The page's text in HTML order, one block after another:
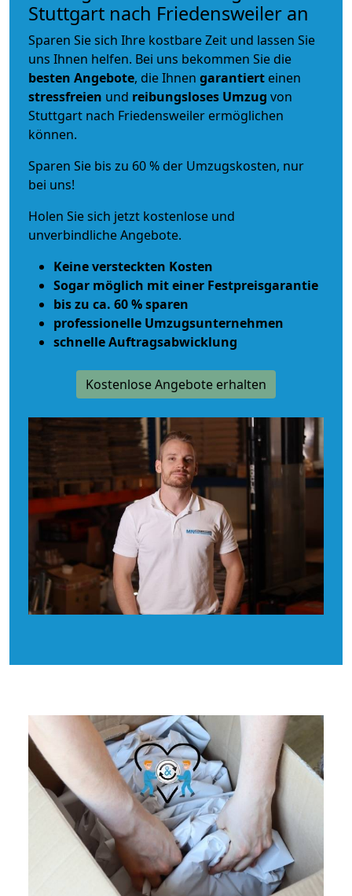
Stuttgart nach Friedensweiler an
Sparen Sie sich Ihre kostbare Zeit und lassen Sie
uns Ihnen helfen. Bei uns bekommen Sie die
besten Angebote, die Ihnen garantiert einen
stressfreien und reibungsloses Umzug von
Stuttgart nach Friedensweiler ermöglichen
können.
Sparen Sie bis zu 60 % der Umzugskosten, nur
bei uns!
Holen Sie sich jetzt kostenlose und
unverbindliche Angebote.
Keine versteckten Kosten
Sogar möglich mit einer Festpreisgarantie
bis zu ca. 60 % sparen
professionelle Umzugsunternehmen
schnelle Auftragsabwicklung
Kostenlose Angebote erhalten